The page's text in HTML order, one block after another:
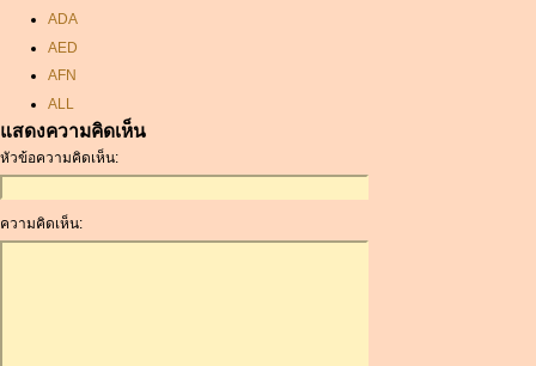
ADA
AED
AFN
ALL
AMD
ANC
AOA
ARDR
แสดงความคิดเห็น
หัวข้อความคิดเห็น:
ความคิดเห็น: